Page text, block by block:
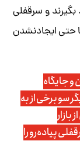
و سرقفلی
حتی ایجاد‌نشدن
جایگاه
سو برخی از به
پیاده‌رو را